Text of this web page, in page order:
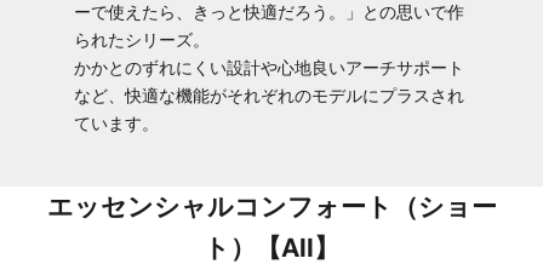
ーで使えたら、きっと快適だろう。」との思いで作
られたシリーズ。
かかとのずれにくい設計や心地良いアーチサポート
など、快適な機能がそれぞれのモデルにプラスされ
ています。
エッセンシャルコンフォート（ショー
ト）【All】